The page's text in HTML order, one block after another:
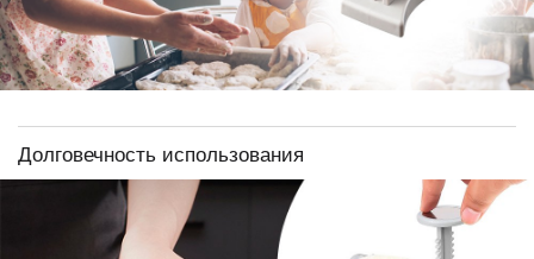
Долговечность использования